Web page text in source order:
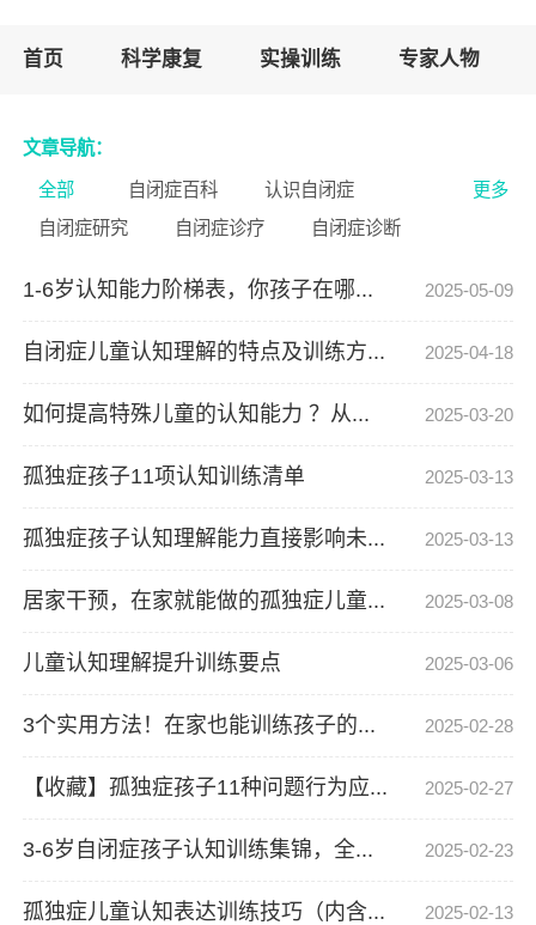
首页 科学康复 实操训练 专家人物
文章导航：
全部 自闭症百科
认识自闭症
自闭症研究
自闭症诊疗
自闭症诊断
高功能自闭症
低功能自闭症
阿斯伯格综合征
干预训练
语言训练 感觉统合
注意力
生活自理
社交能力 融合教育
融合理论
人物资讯
人物访谈 居家康复
教研交流
自闭症教育
工作动态
残疾人事务
媒体关注
政策福利
更多
1-6岁认知能力阶梯表，你孩子在哪... 2025-05-09
自闭症儿童认知理解的特点及训练方... 2025-04-18
如何提高特殊儿童的认知能力 ？从... 2025-03-20
孤独症孩子11项认知训练清单 2025-03-13
孤独症孩子认知理解能力直接影响未... 2025-03-13
居家干预，在家就能做的孤独症儿童... 2025-03-08
儿童认知理解提升训练要点 2025-03-06
3个实用方法！在家也能训练孩子的... 2025-02-28
【收藏】孤独症孩子11种问题行为应... 2025-02-27
3-6岁自闭症孩子认知训练集锦，全... 2025-02-23
孤独症儿童认知表达训练技巧（内含... 2025-02-13